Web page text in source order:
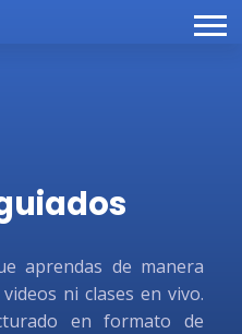
aprendas de manera
ni clases en vivo.
en formato de